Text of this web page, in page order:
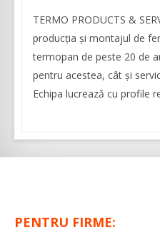
TERMO PRODUCTS &
producţia şi montajul de
termopan de peste 20 de
pentru acestea, cât și
Echipa lucrează cu profile
PENTRU FIRME: